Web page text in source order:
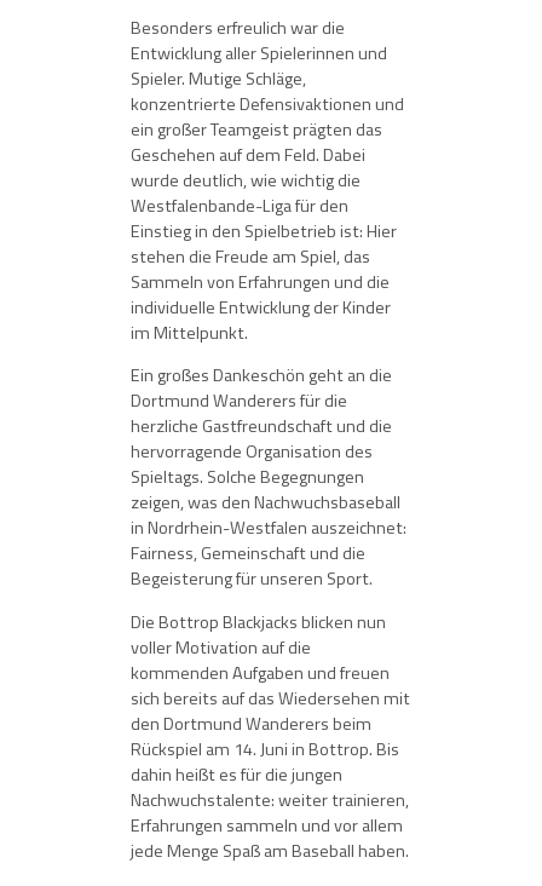
Besonders erfreulich war die
Entwicklung aller Spielerinnen und
Spieler. Mutige Schläge,
konzentrierte Defensivaktionen und
ein großer Teamgeist prägten das
Geschehen auf dem Feld. Dabei
wurde deutlich, wie wichtig die
Westfalenbande-Liga für den
Einstieg in den Spielbetrieb ist: Hier
stehen die Freude am Spiel, das
Sammeln von Erfahrungen und die
individuelle Entwicklung der Kinder
im Mittelpunkt.
Ein großes Dankeschön geht an die
Dortmund Wanderers für die
herzliche Gastfreundschaft und die
hervorragende Organisation des
Spieltags. Solche Begegnungen
zeigen, was den Nachwuchsbaseball
in Nordrhein-Westfalen auszeichnet:
Fairness, Gemeinschaft und die
Begeisterung für unseren Sport.
Die Bottrop Blackjacks blicken nun
voller Motivation auf die
kommenden Aufgaben und freuen
sich bereits auf das Wiedersehen mit
den Dortmund Wanderers beim
Rückspiel am 14. Juni in Bottrop. Bis
dahin heißt es für die jungen
Nachwuchstalente: weiter trainieren,
Erfahrungen sammeln und vor allem
jede Menge Spaß am Baseball haben.